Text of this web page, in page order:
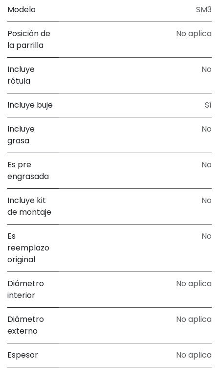
Modelo SM3
Posición de
la parrilla
No aplica
Incluye
rótula
No
Incluye buje Sí
Incluye
grasa
No
Es pre
engrasada
No
Incluye kit
de montaje
No
Es
reemplazo
original
No
Diámetro
interior
No aplica
Diámetro
externo
No aplica
Espesor No aplica